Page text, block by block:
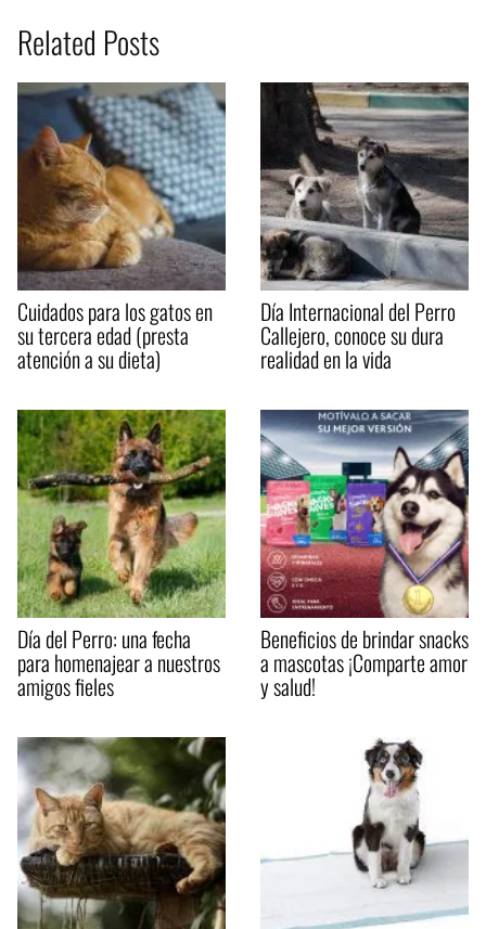
Related Posts
Cuidados para los gatos en
su tercera edad (presta
atención a su dieta)
Día Internacional del Perro
Callejero, conoce su dura
realidad en la vida
Día del Perro: una fecha
para homenajear a nuestros
amigos fieles
Beneficios de brindar snacks
a mascotas ¡Comparte amor
y salud!